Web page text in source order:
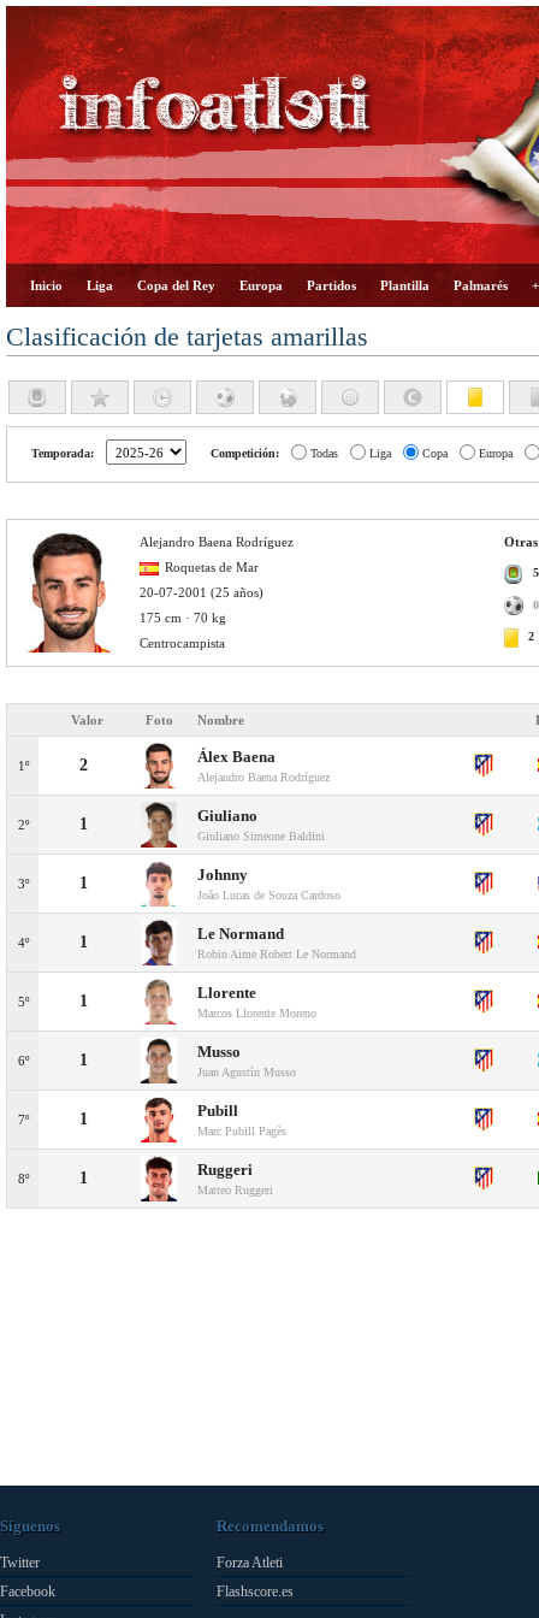
Inicio Liga Copa del Rey Europa Partidos Plantilla Palmarés
Clasificación de tarjetas amarillas
Temporada: Competición: Todas Liga Copa Europa
Otras
5
0
2
Alejandro Baena Rodríguez
Roquetas de Mar
20-07-2001 (25 años)
175 cm · 70 kg
Centrocampista
Valor Foto Nombre
1º 2 Álex Baena
Alejandro Baena Rodríguez
2º 1 Giuliano
Giuliano Simeone Baldini
3º 1 Johnny
João Lucas de Souza Cardoso
4º 1 Le Normand
Robin Aime Robert Le Normand
5º 1 Llorente
Marcos Llorente Moreno
6º 1 Musso
Juan Agustín Musso
7º 1 Pubill
Marc Pubill Pagès
8º 1 Ruggeri
Matteo Ruggeri
Síguenos
Twitter
Facebook
Recomendamos
Forza Atleti
Flashscore.es